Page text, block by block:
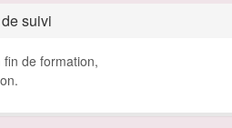
suivi
de formation,